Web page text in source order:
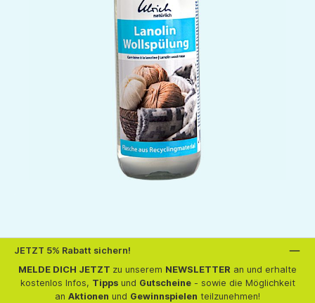
JETZT 5% Rabatt sichern!
MELDE DICH JETZT zu unserem NEWSLETTER an und erhalte
kostenlos Infos, Tippsund Gutscheine- sowie die Möglichkeit
an Aktionen und Gewinnspielen teilzunehmen!